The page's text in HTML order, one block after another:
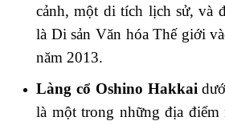
cảnh, một di tích lịch sử, và
là Di sản Văn hóa Thế giới
năm 2013.
Làng cổ Oshino Hakkai
là một trong những địa